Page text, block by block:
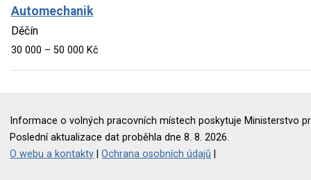
Automechanik
Děčín
30 000 – 50 000 Kč
Informace o volných pracovních místech poskytuje Ministerstvo
Poslední aktualizace dat proběhla dne 8. 8. 2026.
O webu a kontakty |Ochrana osobních údajů